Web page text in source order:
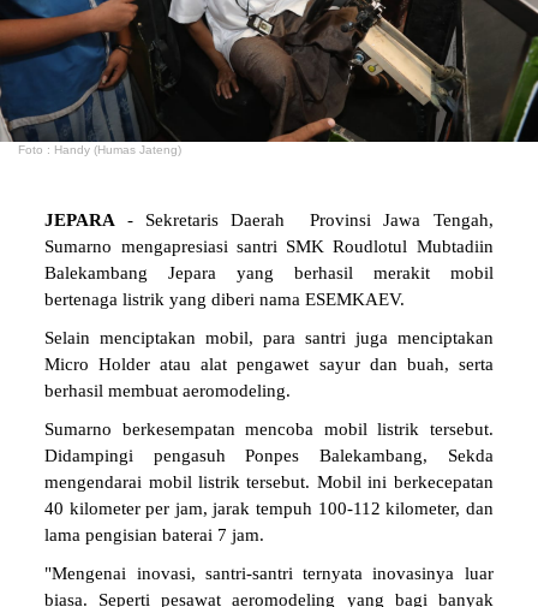
Foto : Handy (Humas Jateng)
JEPARA - Sekretaris Daerah Provinsi Jawa Tengah,
Sumarno mengapresiasi santri SMK Roudlotul Mubtadiin
Balekambang Jepara yang berhasil merakit mobil
bertenaga listrik yang diberi nama ESEMKAEV.
Selain menciptakan mobil, para santri juga menciptakan
Micro Holder atau alat pengawet sayur dan buah, serta
berhasil membuat aeromodeling.
Sumarno berkesempatan mencoba mobil listrik tersebut.
Didampingi pengasuh Ponpes Balekambang, Sekda
mengendarai mobil listrik tersebut. Mobil ini berkecepatan
40 kilometer per jam, jarak tempuh 100-112 kilometer, dan
lama pengisian baterai 7 jam.
"Mengenai inovasi, santri-santri ternyata inovasinya luar
biasa. Seperti pesawat aeromodeling yang bagi banyak